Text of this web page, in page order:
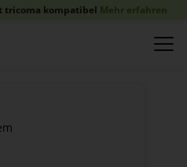
tricoma kompatibel Mehr erfahren